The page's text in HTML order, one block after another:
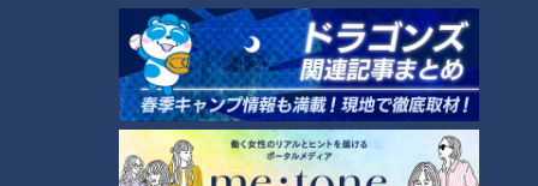
番組紹介